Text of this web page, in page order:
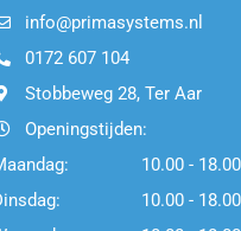
info@primasystems.nl
0172 607 104
Stobbeweg 28, Ter Aar
Openingstijden:
10.00 - 18.00
10.00 - 18.00